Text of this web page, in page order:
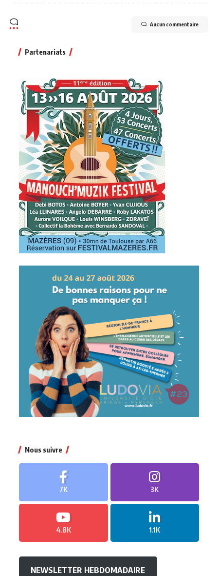
Aucun commentaire
Partenariats
Nous suivre
7K 3K
4.8K 1.1K
NEWSLETTER HEBDOMADAIRE